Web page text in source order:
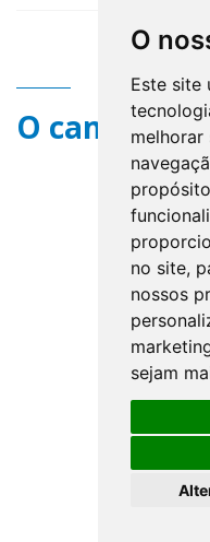
O
Este site
melhorar
no site,
nossos
sejam
O campo